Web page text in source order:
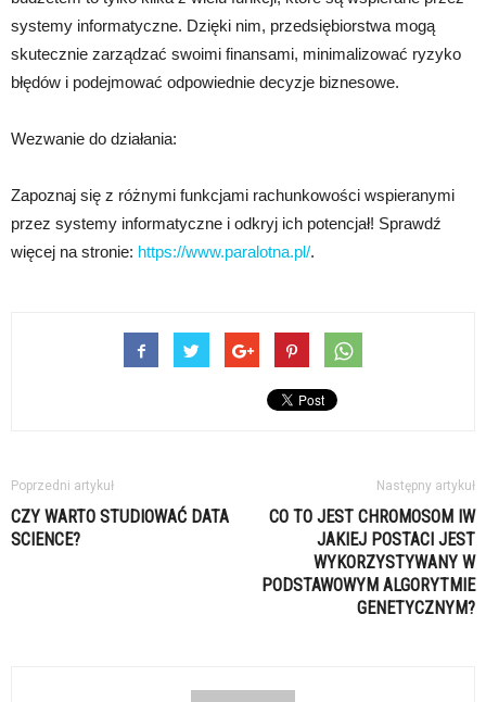
systemy informatyczne. Dzięki nim, przedsiębiorstwa mogą
skutecznie zarządzać swoimi finansami, minimalizować ryzyko
błędów i podejmować odpowiednie decyzje biznesowe.
Wezwanie do działania:
Zapoznaj się z różnymi funkcjami rachunkowości wspieranymi
przez systemy informatyczne i odkryj ich potencjał! Sprawdź
więcej na stronie: https://www.paralotna.pl/.
Poprzedni artykuł
CZY WARTO STUDIOWAĆ DATA
SCIENCE?
Następny artykuł
CO TO JEST CHROMOSOM IW
JAKIEJ POSTACI JEST
WYKORZYSTYWANY W
PODSTAWOWYM ALGORYTMIE
GENETYCZNYM?